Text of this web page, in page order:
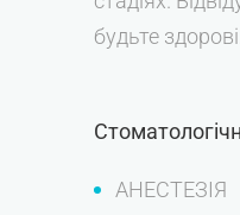
будьте
АНЕСТЕЗІЯ